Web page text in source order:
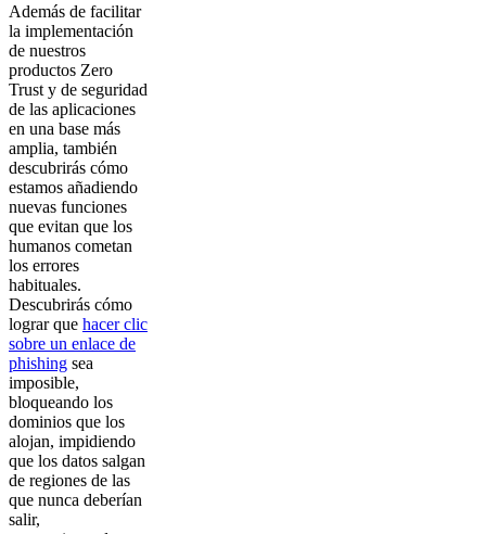
Además de facilitar
la implementación
de nuestros
productos Zero
Trust y de seguridad
de las aplicaciones
en una base más
amplia, también
descubrirás cómo
estamos añadiendo
nuevas funciones
que evitan que los
humanos cometan
los errores
habituales.
Descubrirás cómo
lograr que hacer clic
sobre un enlace de
phishing sea
imposible,
bloqueando los
dominios que los
alojan, impidiendo
que los datos salgan
de regiones de las
que nunca deberían
salir,